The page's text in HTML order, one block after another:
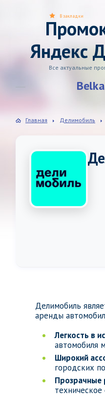
Яндекс
Все актуальные
В закладки
Главная Делимобиль
Делимобиль
аренды
Легкость в
автомобиля
Широкий
городских
Прозрачные